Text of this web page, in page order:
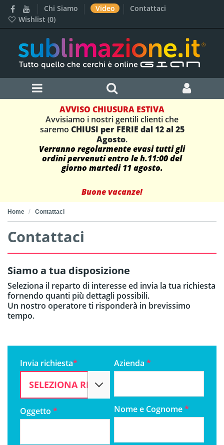
Chi Siamo Video
Contattaci
Wishlist (0)
AVVISO CHIUSURA ESTIVA
Avvisiamo i nostri gentili clienti che
saremo CHIUSI per FERIE dal 12 al 25
Agosto.
Verranno regolarmente evasi tutti gli
ordini pervenuti entro le h.11:00 del
giorno martedi 11 agosto.
Buone vacanze!
Home Contattaci
Contattaci
Siamo a tua disposizione
Seleziona il reparto di interesse ed invia la tua richiesta
fornendo quanti più dettagli possibili.
Un nostro operatore ti risponderà in brevissimo
tempo.
Invia richiesta*
Oggetto *
Azienda *
Nome e Cognome*